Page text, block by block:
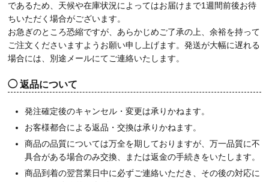
であるため、天候や在庫状況によってはお届けまで1週間前後お待
ちいただく場合がございます。
お急ぎのところ恐縮ですが、あらかじめご了承の上、余裕を持って
ご注文くださいますようお願い申し上げます。発送が大幅に遅れる
場合には、別途メールにてご連絡いたします。
返品について
発注確定後のキャンセル・変更は承りかねます。
お客様都合による返品・交換は承りかねます。
商品の品質については万全を期しておりますが、万一品質に不
具合がある場合のみ交換、または返金の手続きをいたします。
商品到着の翌営業日中に必ずご連絡いただき、その後の対応に